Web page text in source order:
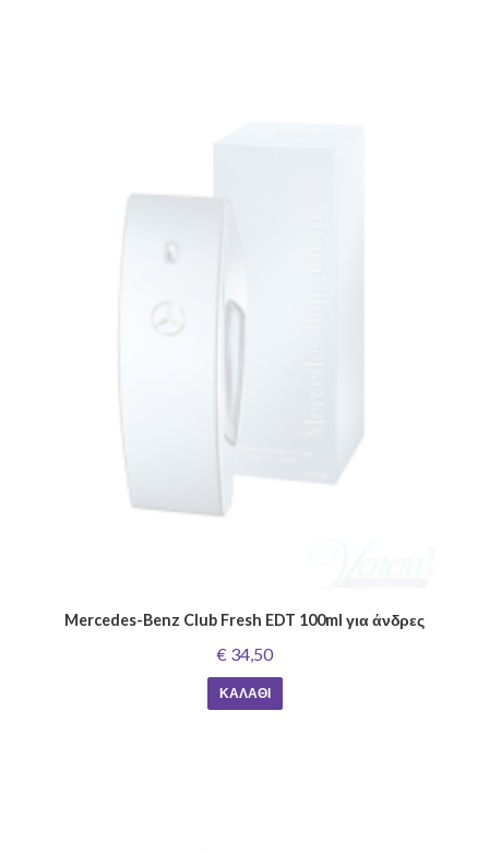
Mercedes-Benz Club Fresh EDT 100ml για άνδρες
€ 34,50
ΚΑΛΆΘΙ